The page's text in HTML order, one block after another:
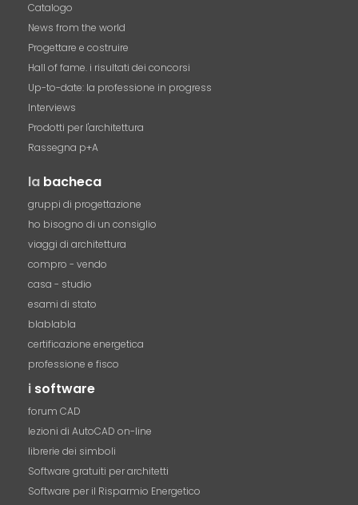
Catalogo
News from the world
Progettare e costruire
Hall of fame. i risultati dei concorsi
Up-to-date: la professione in progress
Interviews
Prodotti per l'architettura
Rassegna p+A
la bacheca
gruppi di progettazione
ho bisogno di un consiglio
viaggi di architettura
compro - vendo
casa - studio
esami di stato
blablabla
certificazione energetica
professione e fisco
i software
forum CAD
lezioni di AutoCAD on-line
librerie dei simboli
Software gratuiti per architetti
Software per il Risparmio Energetico